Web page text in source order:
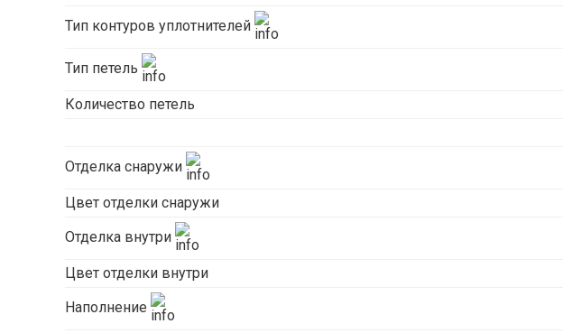
Тип контуров уплотнителей
Тип петель
Количество петель
Отделка снаружи
Цвет отделки снаружи
Отделка внутри
Цвет отделки внутри
Наполнение